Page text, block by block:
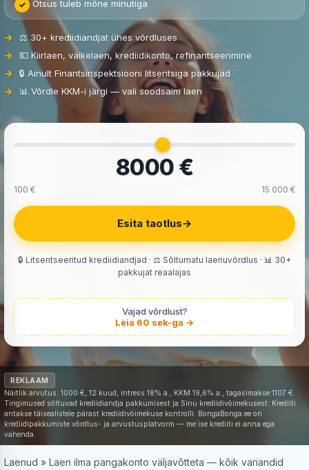
Otsus tuleb mõne minutiga
⚖️ 30+ krediidiandjat ühes võrdluses
💶 Kiirlaen, väikelaen, krediidikonto, refinantseerimine
🔒 Ainult Finantsinspektsiooni litsentsiga pakkujad
📊 Võrdle KKM-i järgi — vali soodsaim laen
8000 €
100 € 15 000 €
Esita taotlus→
🔒 Litsentseeritud krediidiandjad · ⚖️ Sõltumatu laenuvõrdlus · 📊 30+
pakkujat reaalajas
Vajad võrdlust?
Leia 60 sek-ga →
REKLAAM
Näitlik arvutus: 1000 €, 12 kuud, intress 18% a., KKM 19,6% a., tagasimakse 1107 €.
Tingimused sõltuvad krediidiandja pakkumisest ja Sinu krediidivõimekusest. Krediiti
antakse täisealistele pärast krediidivõimekuse kontrolli. BongaBonga.ee on
krediidipakkumiste võrdlus- ja arvustusplatvorm — me ise krediiti ei anna ega
vahenda.
Laenud » Laen ilma pangakonto väljavõtteta — kõik variandid